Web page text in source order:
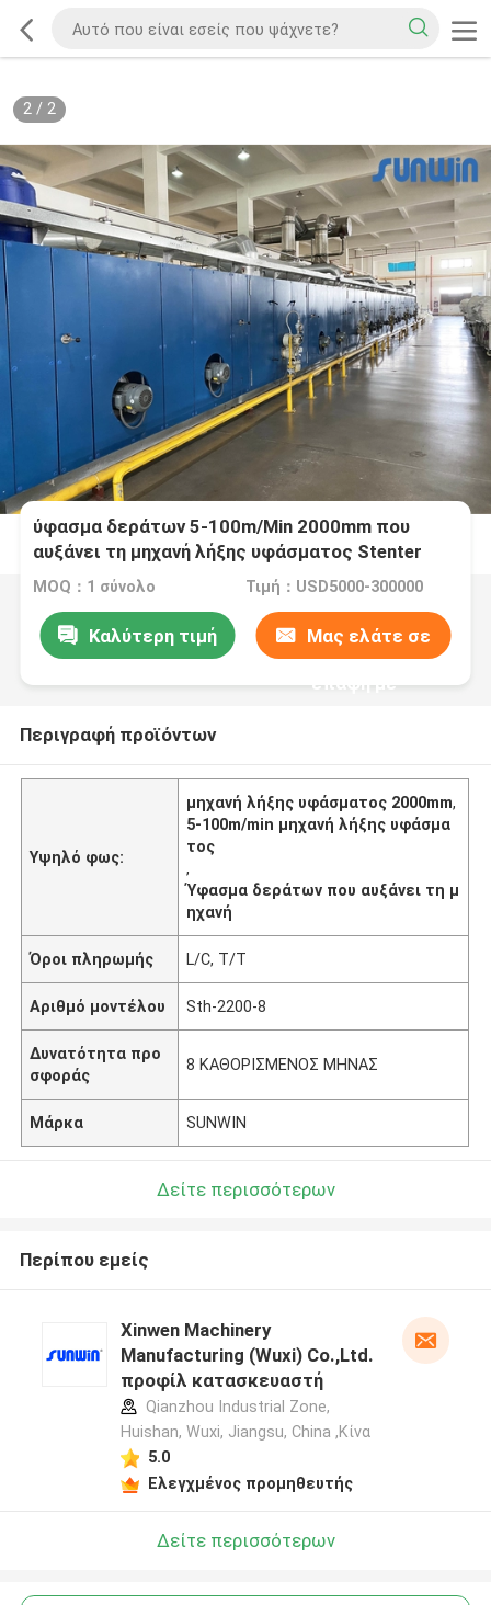
2/ 2
ύφασμα δεράτων 5-100m/Min 2000mm που
αυξάνει τη μηχανή λήξης υφάσματος Stenter
μηχανών
MOQ：1 σύνολο Τιμή：USD5000-300000
Καλύτερη τιμή Μας ελάτε σε
επαφή με
Περιγραφή προϊόντων
Υψηλό φως:
μηχανή λήξης υφάσματος 2000mm,
5-100m/min μηχανή λήξης υφάσμα
τος
,
Ύφασμα δεράτων που αυξάνει τη μ
ηχανή
Όροι πληρωμής L/C, T/T
Αριθμό μοντέλου Sth-2200-8
Δυνατότητα προ
σφοράς
8 ΚΑΘΟΡΙΣΜΕΝΟΣ ΜΗΝΑΣ
Μάρκα SUNWIN
Δείτε περισσότερων
Περίπου εμείς
Xinwen Machinery
Manufacturing (Wuxi) Co.,Ltd.
προφίλ κατασκευαστή
Qianzhou Industrial Zone,
Huishan, Wuxi, Jiangsu, China ,Κίνα
5.0
Ελεγχμένος προμηθευτής
Δείτε περισσότερων